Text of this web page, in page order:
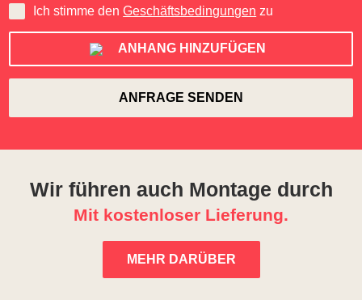
Ich stimme denGeschäftsbedingungen zu
ANHANG HINZUFÜGEN
Wir führen auch Montage durch
Mit kostenloser Lieferung.
MEHR DARÜBER